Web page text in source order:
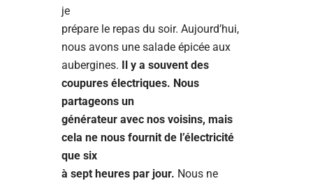
je
prépare le repas du soir. Aujourd’hui,
nous avons une salade épicée aux
aubergines. Il y a souvent des
coupures électriques. Nous
partageons un
générateur avec nos voisins, mais
cela ne nous fournit de l’électricité
que six
à sept heures par jour. Nous ne